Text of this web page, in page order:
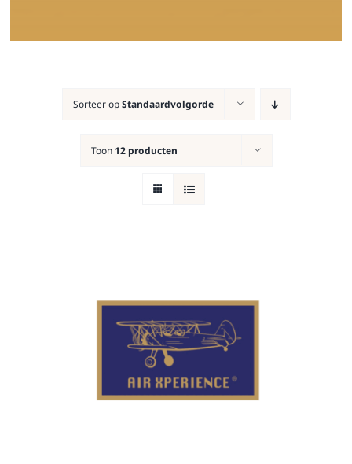
Sorteer opStandaardvolgorde
Toon 12 producten
TOEVOEGEN AAN WINKELWAGEN